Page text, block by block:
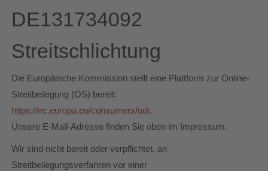
DE131734092
Streitschlichtung
Die Europäische Kommission stellt eine Plattform zur Online-
Streitbeilegung (OS) bereit:
https://ec.europa.eu/consumers/odr.
Unsere E-Mail-Adresse finden Sie oben im Impressum.
Wir sind nicht bereit oder verpflichtet, an
Streitbeilegungsverfahren vor einer